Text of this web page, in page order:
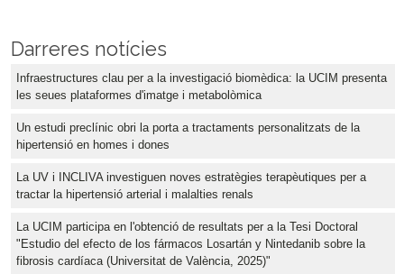
Darreres notícies
Infraestructures clau per a la investigació biomèdica: la UCIM presenta
les seues plataformes d'imatge i metabolòmica
Un estudi preclínic obri la porta a tractaments personalitzats de la
hipertensió en homes i dones
La UV i INCLIVA investiguen noves estratègies terapèutiques per a
tractar la hipertensió arterial i malalties renals
La UCIM participa en l'obtenció de resultats per a la Tesi Doctoral
"Estudio del efecto de los fármacos Losartán y Nintedanib sobre la
fibrosis cardíaca (Universitat de València, 2025)"